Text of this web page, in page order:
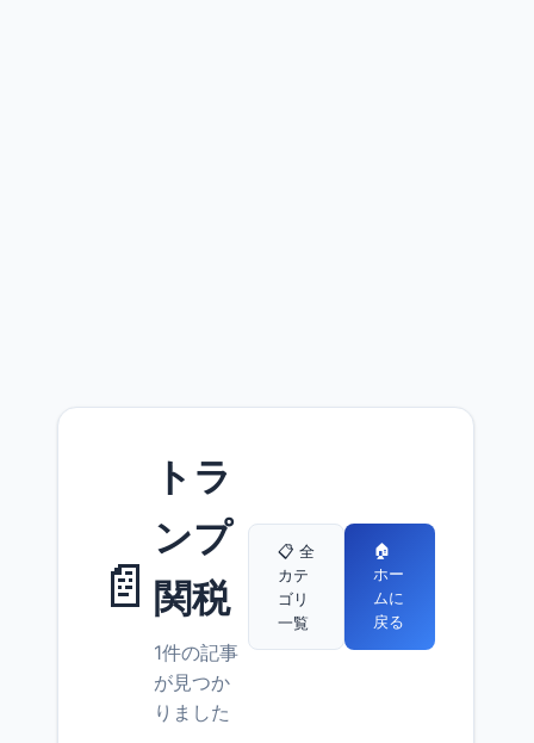
📄
トラ
ンプ
関税
1件の記事
が見つか
りました
📋 全
カテ
ゴリ
一覧
🏠
ホー
ムに
戻る